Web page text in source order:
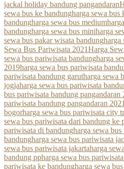
jackal holiday bandung pangandaran
sewa bus ke bandungharga sewa bus
bandungharga sewa bus medium
bandungharga sewa bus miniharga
sewa bus pakar wisata bandungharga
Sewa Bus Pariwisata 2021Harga
sewa bus pariwisata bandungharga
2019harga sewa bus pariwisata
pariwisata bandung garutharga sewa
jogjaharga sewa bus pariwisata
bus pariwisata bandung pangandaran
pariwisata bandung pangandaran
bogorharga sewa bus pariwisata city
sewa bus pariwisata dari bandung ke
pariwisata di bandungharga sewa
bandungharga sewa bus pariwisata
sewa bus pariwisata jakartaharga
bandung ppharga sewa bus
pariwisata ke bandungharga sewa